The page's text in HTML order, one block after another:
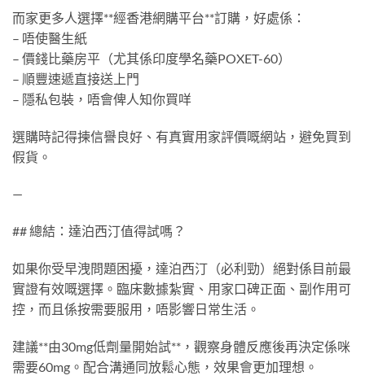
而家更多人選擇**經香港網購平台**訂購，好處係：
– 唔使醫生紙
– 價錢比藥房平（尤其係印度學名藥POXET-60）
– 順豐速遞直接送上門
– 隱私包裝，唔會俾人知你買咩
選購時記得揀信譽良好、有真實用家評價嘅網站，避免買到
假貨。
—
## 總結：達泊西汀值得試嗎？
如果你受早洩問題困擾，達泊西汀（必利勁）絕對係目前最
實證有效嘅選擇。臨床數據紮實、用家口碑正面、副作用可
控，而且係按需要服用，唔影響日常生活。
建議**由30mg低劑量開始試**，觀察身體反應後再決定係咪
需要60mg。配合溝通同放鬆心態，效果會更加理想。